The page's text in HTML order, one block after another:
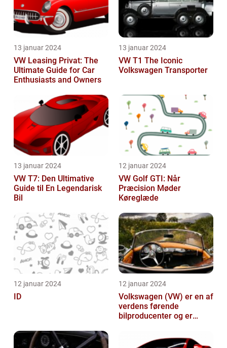
13 januar 2024
VW Leasing Privat: The
Ultimate Guide for Car
Enthusiasts and Owners
13 januar 2024
VW T1 The Iconic
Volkswagen Transporter
13 januar 2024
VW T7: Den Ultimative
Guide til En Legendarisk
Bil
12 januar 2024
VW Golf GTI: Når
Præcision Møder
Køreglæde
12 januar 2024
ID
12 januar 2024
Volkswagen (VW) er en af
verdens førende
bilproducenter og er
kvalitetsbiler til...